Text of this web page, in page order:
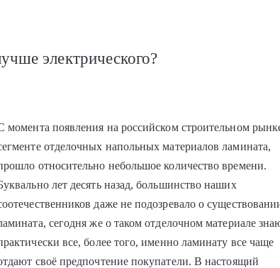
электрического?
момента появления на российском строительном
отделочных напольных материалов ламината,
относительно небольшое количество времени.
лет десять назад, большинство наших
даже не подозревало о
сегодня же о таком отделочном материале
все, более того, именно ламинату все чаще
своё предпочтение покупатели. В настоящий